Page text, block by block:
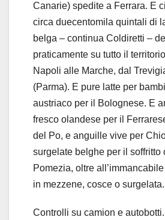
Canarie) spedite a Ferrara. E
circa duecentomila quintali di
belga – continua Coldiretti –
praticamente su tutto il
Napoli alle Marche, dal
(Parma). E pure latte per
austriaco per il Bolognese. E
fresco olandese per il
del Po, e anguille vive per
surgelate belghe per il soffritto
Pomezia, oltre
in mezzene, cosce o surgelata.
Controlli su camion e